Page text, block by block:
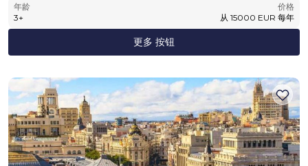
年龄
3+
价格
从 15000 EUR 每年
更多 按钮